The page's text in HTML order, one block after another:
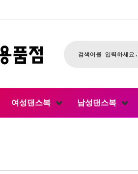
여성댄스복 남성댄스복